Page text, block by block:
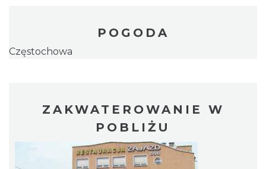
POGODA
Częstochowa
ZAKWATEROWANIE W
POBLIŻU